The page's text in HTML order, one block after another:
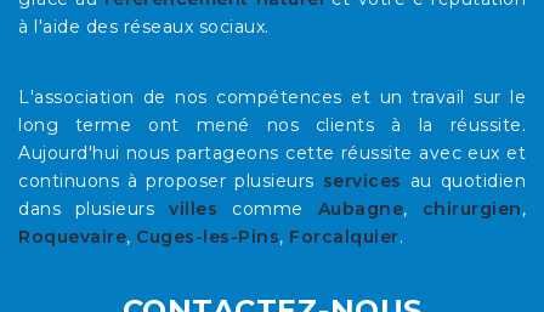
à l'aide des réseaux sociaux.
L'association de nos compétences et un travail sur le
long terme ont mené nos clients à la réussite.
Aujourd'hui nous partageons cette réussite avec eux et
continuons à proposer plusieurs services au quotidien
dans plusieursvilles comme Aubagne, chirurgien,
Roquevaire, Cuges-les-Pins, Forcalquier.